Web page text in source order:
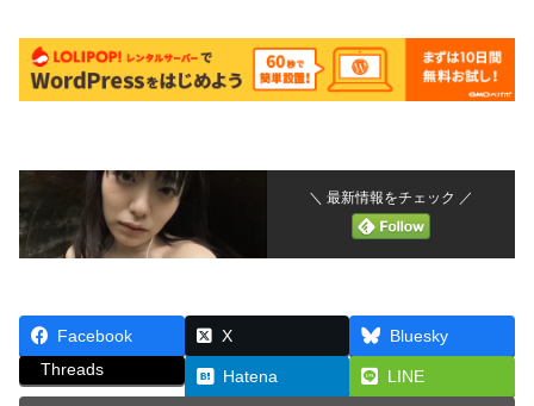
＼ 最新情報をチェック ／
Facebook X
Bluesky
Threads
Hatena LINE